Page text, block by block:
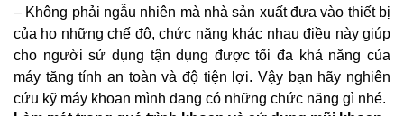
– Không phải ngẫu nhiên mà nhà sản xuất đưa vào thiết bị
của họ những chế độ, chức năng khác nhau điều này giúp
cho người sử dụng tận dụng được tối đa khả năng của
máy tăng tính an toàn và độ tiện lợi. Vậy bạn hãy nghiên
cứu kỹ máy khoan mình đang có những chức năng gì nhé.